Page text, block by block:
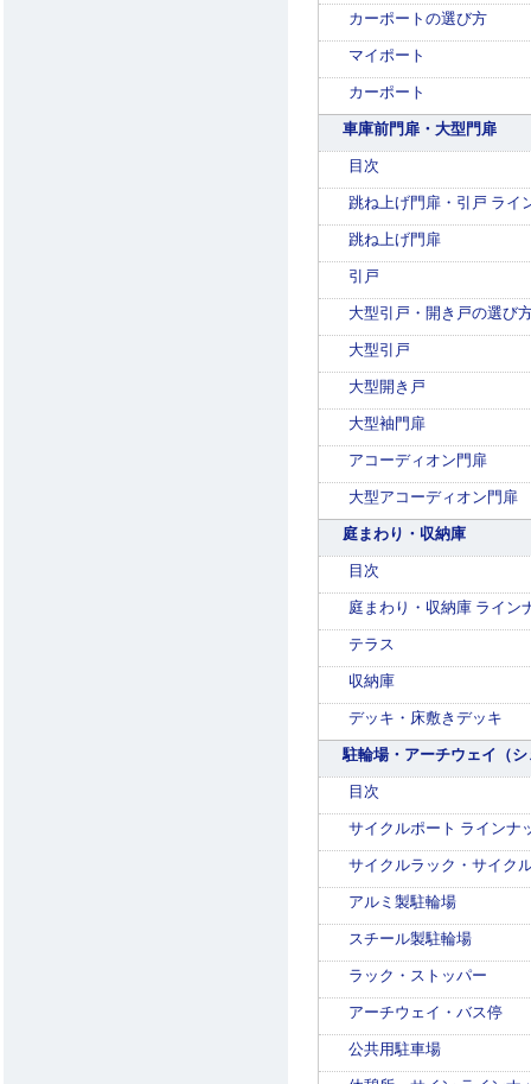
カーポートの選び方
マイポート
カーポート
車庫前門扉・大型門扉
目次
跳ね上げ門扉・引戸 ライ
跳ね上げ門扉
引戸
大型引戸・開き戸の選び
大型引戸
大型開き戸
大型袖門扉
アコーディオン門扉
大型アコーディオン門扉
庭まわり・収納庫
目次
庭まわり・収納庫 ライン
テラス
収納庫
デッキ・床敷きデッキ
駐輪場・アーチウェイ（
目次
サイクルポート ラインナ
サイクルラック・サイク
アルミ製駐輪場
スチール製駐輪場
ラック・ストッパー
アーチウェイ・バス停
公共用駐車場